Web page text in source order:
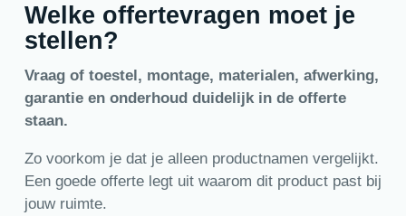
Welke offertevragen moet je
stellen?
Vraag of toestel, montage, materialen, afwerking,
garantie en onderhoud duidelijk in de offerte
staan.
Zo voorkom je dat je alleen productnamen vergelijkt.
Een goede offerte legt uit waarom dit product past bij
jouw ruimte.